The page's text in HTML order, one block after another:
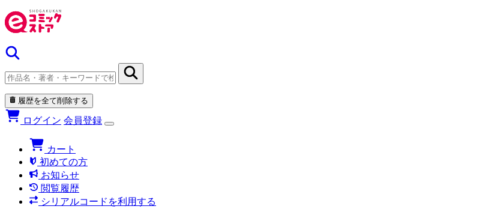
履歴を全て削除する
ログイン 会員登録
カート
初めての方
お知らせ
閲覧履歴
シリアルコードを利用する